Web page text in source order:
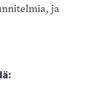
ja